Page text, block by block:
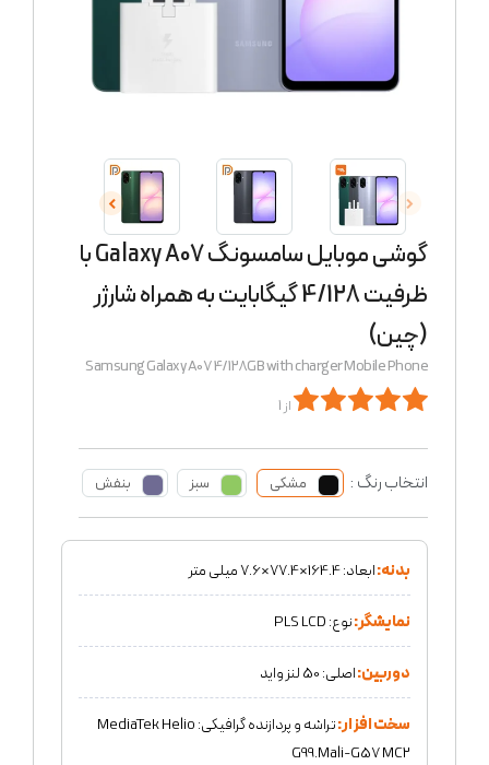
گوشی موبایل سامسونگ Galaxy A07 با
ظرفیت 4/128 گیگابایت به همراه شارژر
(چین)
Samsung Galaxy A07 4/128GB with charger Mobile Phone
از 1
انتخاب رنگ : مشکی سبز بنفش
بدنه:ابعاد: 164.4×77.4×7.6 میلی متر
نمایشگر:نوع: PLS LCD
دوربین:اصلی: 50 لنز واید
سخت افزار:
تراشه و پردازنده گرافیکی: MediaTek Helio
G99.Mali-G57 MC2